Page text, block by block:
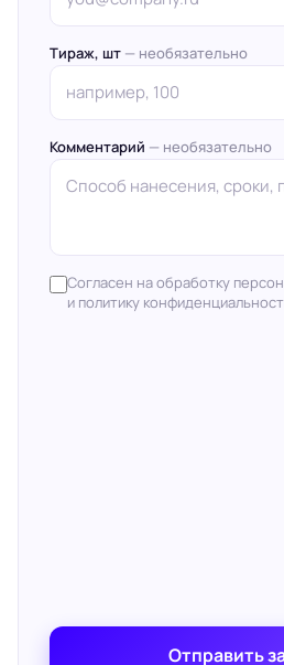
Тираж, шт — необязательно
Комментарий — необязательно
Согласен на обработку
и политику
Отправить